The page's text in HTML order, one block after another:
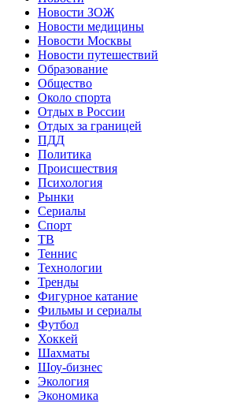
Новости ЗОЖ
Новости медицины
Новости Москвы
Новости путешествий
Образование
Общество
Около спорта
Отдых в России
Отдых за границей
ПДД
Политика
Происшествия
Психология
Рынки
Сериалы
Спорт
ТВ
Теннис
Технологии
Тренды
Фигурное катание
Фильмы и сериалы
Футбол
Хоккей
Шахматы
Шоу-бизнес
Экология
Экономика